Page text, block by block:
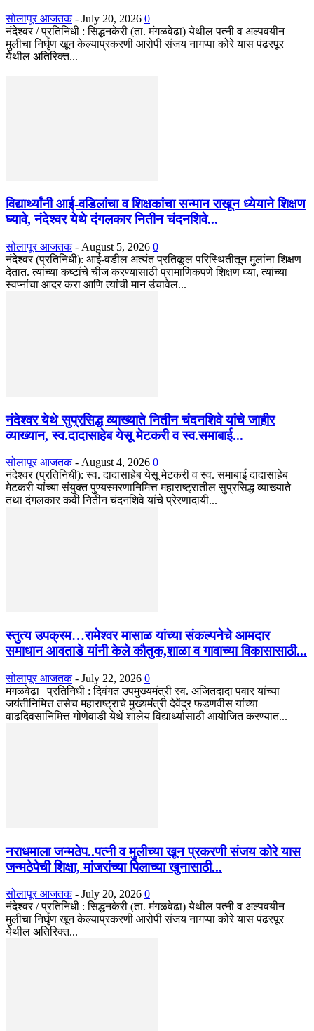
सोलापूर आजतक - July 20, 2026 0
नंदेश्वर / प्रतिनिधी : सिद्धनकेरी (ता. मंगळवेढा) येथील पत्नी व अल्पवयीन
मुलीचा निर्घृण खून केल्याप्रकरणी आरोपी संजय नागप्पा कोरे यास पंढरपूर
येथील अतिरिक्त...
विद्यार्थ्यांनी आई-वडिलांचा व शिक्षकांचा सन्मान राखून ध्येयाने शिक्षण
घ्यावे, नंदेश्वर येथे दंगलकार नितीन चंदनशिवे...
सोलापूर आजतक - August 5, 2026 0
नंदेश्वर (प्रतिनिधी): आई-वडील अत्यंत प्रतिकूल परिस्थितीतून मुलांना शिक्षण
देतात. त्यांच्या कष्टांचे चीज करण्यासाठी प्रामाणिकपणे शिक्षण घ्या, त्यांच्या
स्वप्नांचा आदर करा आणि त्यांची मान उंचावेल...
नंदेश्वर येथे सुप्रसिद्ध व्याख्याते नितीन चंदनशिवे यांचे जाहीर
व्याख्यान, स्व.दादासाहेब येसू मेटकरी व स्व.समाबाई...
सोलापूर आजतक - August 4, 2026 0
नंदेश्वर (प्रतिनिधी): स्व. दादासाहेब येसू मेटकरी व स्व. समाबाई दादासाहेब
मेटकरी यांच्या संयुक्त पुण्यस्मरणानिमित्त महाराष्ट्रातील सुप्रसिद्ध व्याख्याते
तथा दंगलकार कवी नितीन चंदनशिवे यांचे प्रेरणादायी...
स्तुत्य उपक्रम…रामेश्वर मासाळ यांच्या संकल्पनेचे आमदार
समाधान आवताडे यांनी केले कौतुक,शाळा व गावाच्या विकासासाठी...
सोलापूर आजतक - July 22, 2026 0
मंगळवेढा | प्रतिनिधी : दिवंगत उपमुख्यमंत्री स्व. अजितदादा पवार यांच्या
जयंतीनिमित्त तसेच महाराष्ट्राचे मुख्यमंत्री देवेंद्र फडणवीस यांच्या
वाढदिवसानिमित्त गोणेवाडी येथे शालेय विद्यार्थ्यांसाठी आयोजित करण्यात...
नराधमाला जन्मठेप..पत्नी व मुलीच्या खून प्रकरणी संजय कोरे यास
जन्मठेपेची शिक्षा, मांजरांच्या पिलाच्या खुनासाठी...
सोलापूर आजतक - July 20, 2026 0
नंदेश्वर / प्रतिनिधी : सिद्धनकेरी (ता. मंगळवेढा) येथील पत्नी व अल्पवयीन
मुलीचा निर्घृण खून केल्याप्रकरणी आरोपी संजय नागप्पा कोरे यास पंढरपूर
येथील अतिरिक्त...